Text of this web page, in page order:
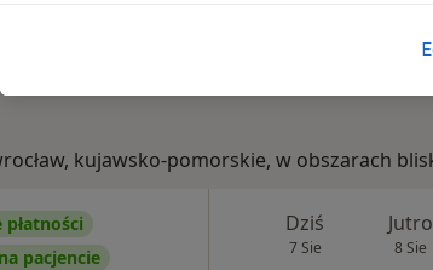
kujawsko-pomorskie, w obszarach
płatności
pacjencie
Dziś
7 Sie
Jutro
8 Sie